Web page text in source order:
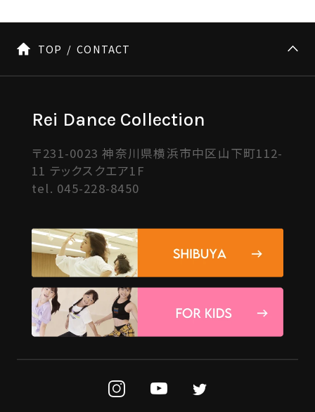
TOP CONTACT
Rei Dance Collection
〒231-0023 神奈川県横浜市中区山下町112-
11 テックスクエア1F
tel. 045-228-8450